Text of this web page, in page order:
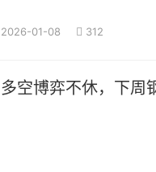
2026-01-08 312
多空博弈不休，下周